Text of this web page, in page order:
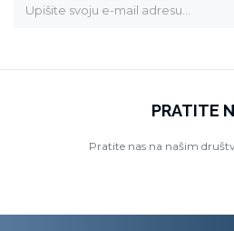
PRATITE
Pratite nas na našim